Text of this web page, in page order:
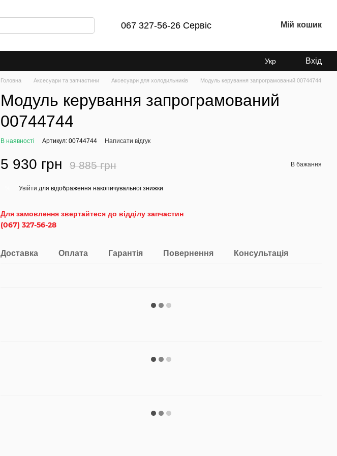
067 327-56-26 Сервіс Мій кошик
Укр Вхід
Головна Аксесуари та запчастини Аксесуари для холодильників Модуль керування запрограмований 00744744
Модуль керування запрограмований
00744744
В наявності Артикул: 00744744 Написати відгук
5 930 грн 9 885 грн В бажання
Увійти для відображення накопичувальної знижки
Для замовлення звертайтеся до відділу запчастин
(067) 327-56-28
Доставка Оплата Гарантія Повернення Консультація